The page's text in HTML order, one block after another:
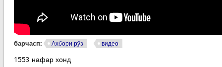
барчасп: Ахбори рӯз видео
1553 нафар хонд